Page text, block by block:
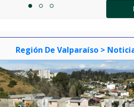
itemitemitem
Región De Valparaíso >